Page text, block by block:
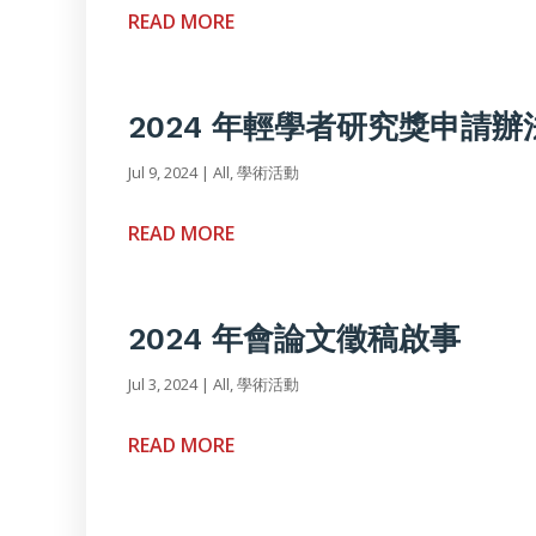
READ MORE
2024 年輕學者研究獎申請辦
Jul 9, 2024| All,學術活動
READ MORE
2024 年會論文徵稿啟事
Jul 3, 2024| All,學術活動
READ MORE